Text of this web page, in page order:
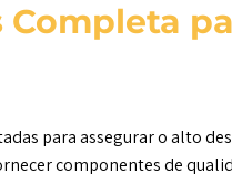
para assegurar o alto
componentes de